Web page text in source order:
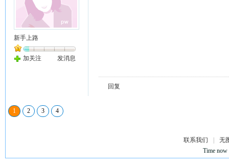
新手上路
加关注 发消息
回复
1 2 3 4
联系我们
无
Time now